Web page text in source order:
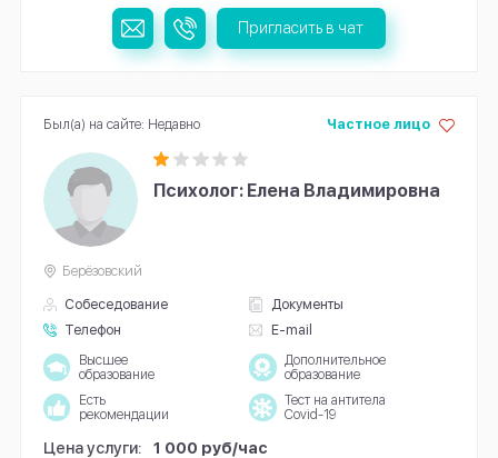
Пригласить в чат
Психолог: Елена Владимировна
Собеседование
Документы
Телефон
E-mail
Частное лицо
Берёзовский
Высшее
образование
Дополнительное
образование
Есть
рекомендации
Тест на антитела
Covid-19
Цена услуги:
1 000 руб/час
Был(а) на сайте: Недавно